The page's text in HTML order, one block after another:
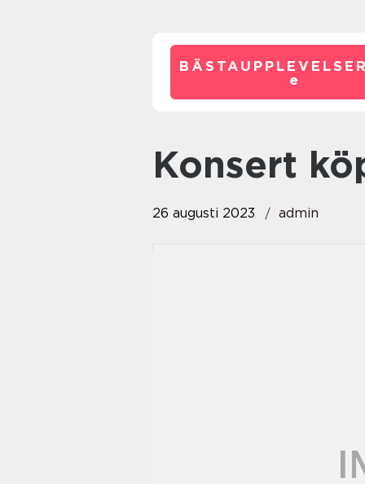
e
konsert
26 augusti 2023 admin